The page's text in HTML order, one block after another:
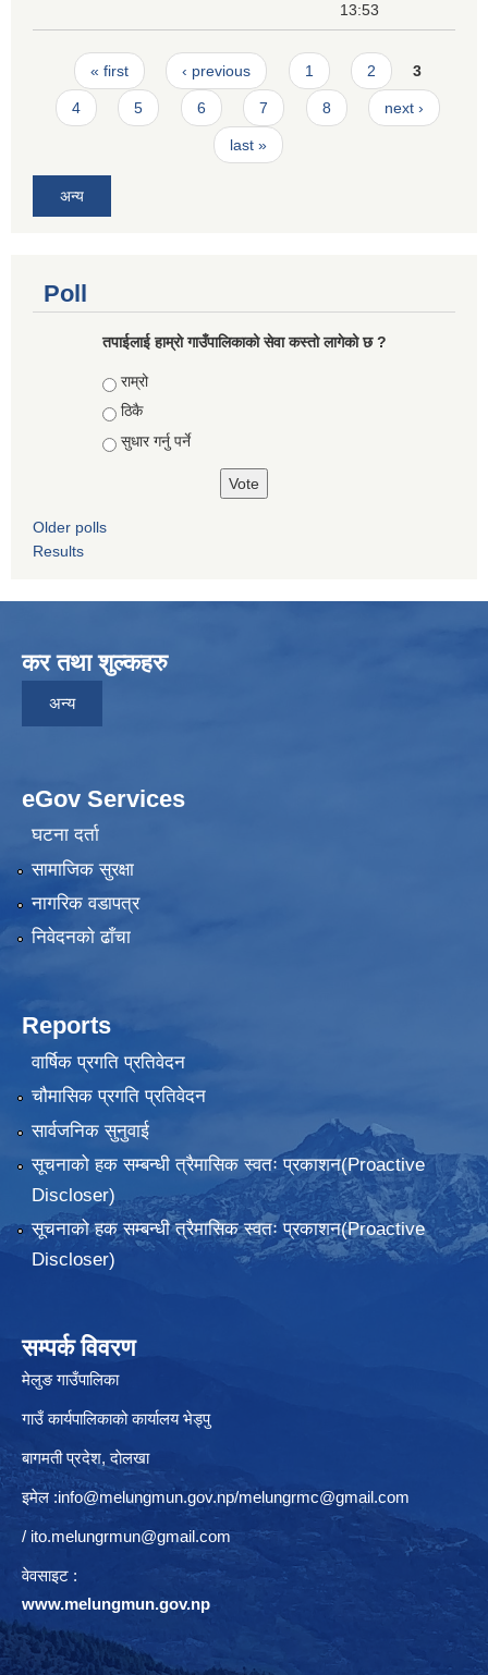
13:53
Pages
« first ‹ previous 1 2 3
4 5 6 7 8 next ›
last »
अन्य
Poll
तपाईलाई हाम्राे गाउँपालिकाको सेवा कस्तो लागेको छ ?
Choices
राम्रो
ठिकै
सुधार गर्नु पर्ने
Older polls
Results
कर तथा शुल्कहरु
अन्य
eGov Services
घटना दर्ता
सामाजिक सुरक्षा
नागरिक वडापत्र
निवेदनकाे ढाँचा
Reports
वार्षिक प्रगति प्रतिवेदन
चौमासिक प्रगति प्रतिवेदन
सार्वजनिक सुनुवाई
सूचनाको हक सम्बन्धी त्रैमासिक स्वतः प्रकाशन(Proactive
Discloser)
सूचनाको हक सम्बन्धी त्रैमासिक स्वतः प्रकाशन(Proactive
Discloser)
सम्पर्क विवरण
मेलुङ गाउँपालिका
गाउँ कार्यपालिकाको कार्यालय भेड्पु
बागमती प्रदेश, दाेलखा
इमेल :info@melungmun.gov.np/melungrmc@gmail.com
/ ito.melungrmun@gmail.com
वेवसाइट :
www.melungmun.gov.np